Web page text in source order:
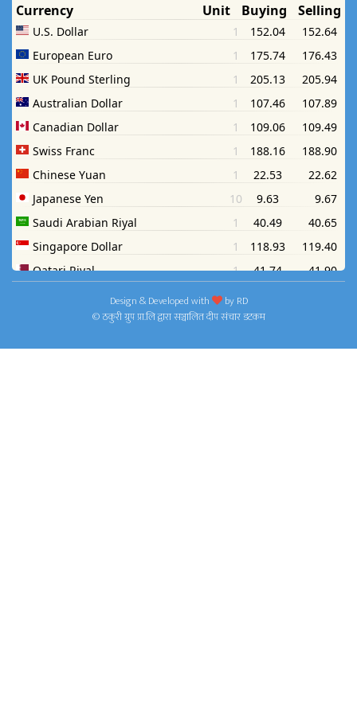
Design & Developed with byRD
© ठकुरी ग्रुप प्रा.लि द्वारा सञ्चालित दीप संचार डटकम